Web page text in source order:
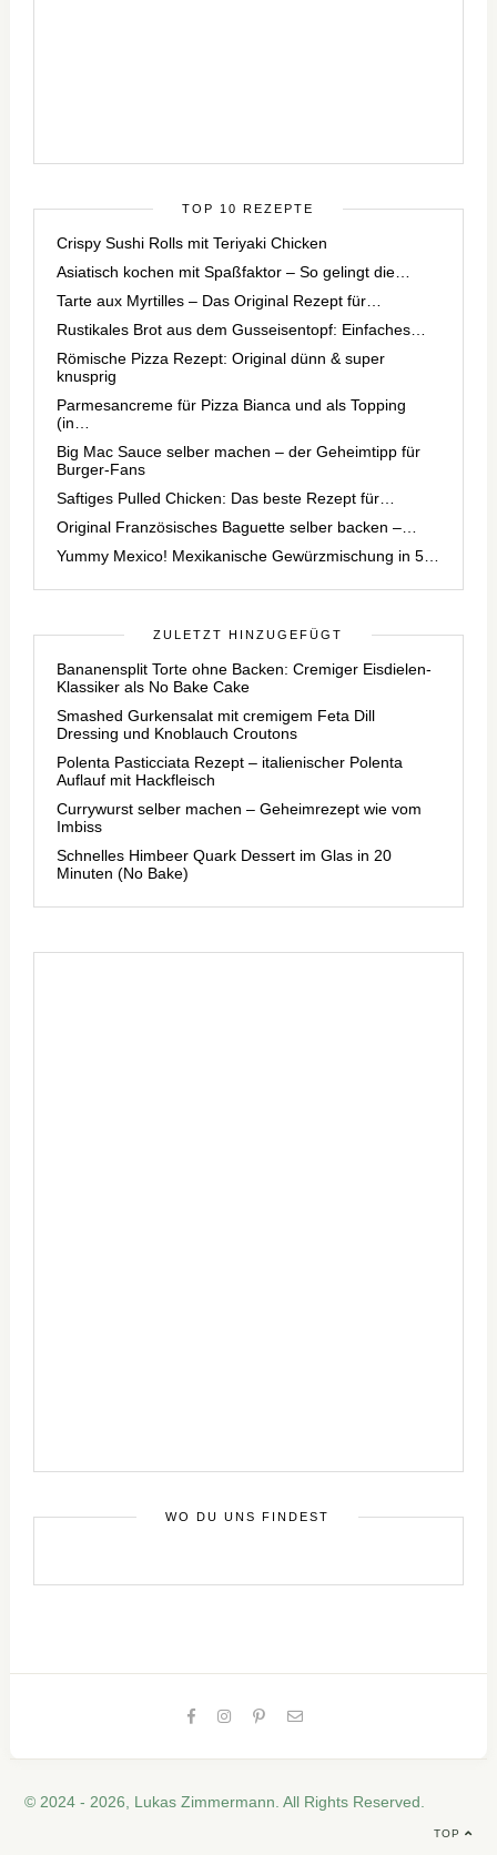
TOP 10 REZEPTE
Crispy Sushi Rolls mit Teriyaki Chicken
Asiatisch kochen mit Spaßfaktor – So gelingt die…
Tarte aux Myrtilles – Das Original Rezept für…
Rustikales Brot aus dem Gusseisentopf: Einfaches…
Römische Pizza Rezept: Original dünn & super
knusprig
Parmesancreme für Pizza Bianca und als Topping
(in…
Big Mac Sauce selber machen – der Geheimtipp für
Burger-Fans
Saftiges Pulled Chicken: Das beste Rezept für…
Original Französisches Baguette selber backen –…
Yummy Mexico! Mexikanische Gewürzmischung in 5…
ZULETZT HINZUGEFÜGT
Bananensplit Torte ohne Backen: Cremiger Eisdielen-
Klassiker als No Bake Cake
Smashed Gurkensalat mit cremigem Feta Dill
Dressing und Knoblauch Croutons
Polenta Pasticciata Rezept – italienischer Polenta
Auflauf mit Hackfleisch
Currywurst selber machen – Geheimrezept wie vom
Imbiss
Schnelles Himbeer Quark Dessert im Glas in 20
Minuten (No Bake)
WO DU UNS FINDEST
© 2024 - 2026, Lukas Zimmermann. All Rights Reserved.
TOP